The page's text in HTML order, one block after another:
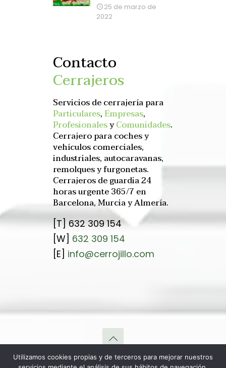
25 de marzo de
2022
Contacto
Cerrajeros
Servicios de cerrajería para
Particulares,Empresas,
ProfesionalesyComunidades.
Cerrajero para coches y
vehículos comerciales,
industriales, autocaravanas,
remolques y furgonetas.
Cerrajeros de guardia 24
horas urgente 365/7 en
Barcelona, Murcia y Almería.
[T]632 309 154
[W] 632 309 154
[E] info@cerrojillo.com
© 2021 Cerrojillo.com Cerrajeros Barcelona - Murcia -
Utilizamos cookies propias y de terceros para mejorar nuestros